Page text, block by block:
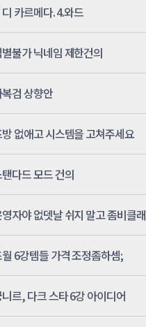
카르메다. 4.와드
불가 닉네임 제한건의
검 상향안
없애고 시스템을 고쳐주세요
다드 모드 건의
자야 없뎃날 쉬지 말고 좀비클
6강템들 가격 조정좀하셈;
르, 다크 스타 6강 아이디어